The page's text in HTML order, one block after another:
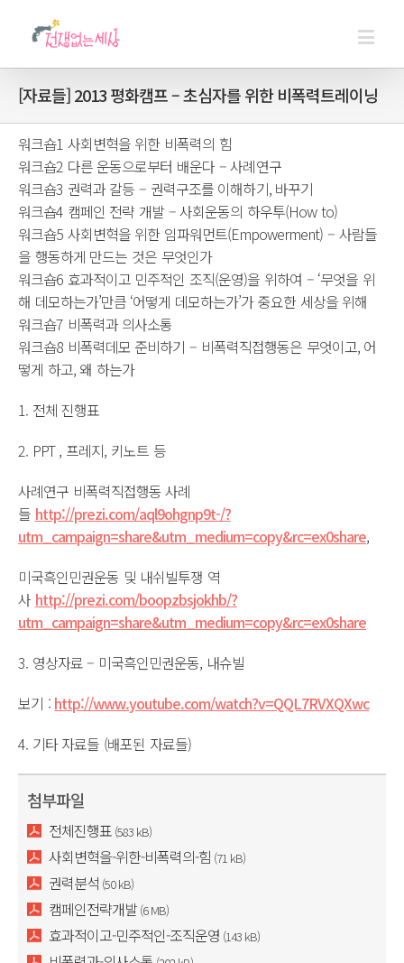
[자료들] 2013 평화캠프 – 초심자를 위한 비폭력트레이닝
워크숍1 사회변혁을 위한 비폭력의 힘
워크숍2 다른 운동으로부터 배운다 – 사례연구
워크숍3 권력과 갈등 – 권력구조를 이해하기, 바꾸기
워크숍4 캠페인 전략 개발 – 사회운동의 하우투(How to)
워크숍5 사회변혁을 위한 임파워먼트(Empowerment) – 사람들
을 행동하게 만드는 것은 무엇인가
워크숍6 효과적이고 민주적인 조직(운영)을 위하여 – ‘무엇을 위
해 데모하는가’만큼 ‘어떻게 데모하는가’가 중요한 세상을 위해
워크숍7 비폭력과 의사소통
워크숍8 비폭력데모 준비하기 – 비폭력직접행동은 무엇이고, 어
떻게 하고, 왜 하는가
1. 전체 진행표
2. PPT , 프레지, 키노트 등
사례연구 비폭력직접행동 사례
들 http://prezi.com/aql9ohgnp9t-/?
utm_campaign=share&utm_ medium=copy&rc=ex0share,
미국흑인민권운동 및 내쉬빌투쟁 역
사 http://prezi.com/boopzbsjokhb/?
utm_campaign=share&utm_ medium=copy&rc=ex0share
3. 영상자료 – 미국흑인민권운동, 내슈빌
보기 : http://www.youtube.com/watch?v=QQL7RVXQXwc
4. 기타 자료들 (배포된 자료들)
첨부파일
전체진행표 (583 kB)
사회변혁을-위한-비폭력의-힘 (71 kB)
권력분석 (50 kB)
캠페인전략개발 (6 MB)
효과적이고-민주적인-조직운영 (143 kB)